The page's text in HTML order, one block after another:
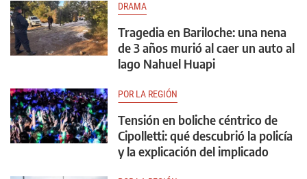
DRAMA
Tragedia en Bariloche: una nena
de 3 años murió al caer un auto al
lago Nahuel Huapi
POR LA REGIÓN
Tensión en boliche céntrico de
Cipolletti: qué descubrió la policía
y la explicación del implicado